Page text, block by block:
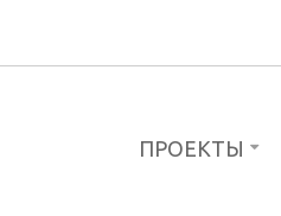
ПРОЕКТЫ